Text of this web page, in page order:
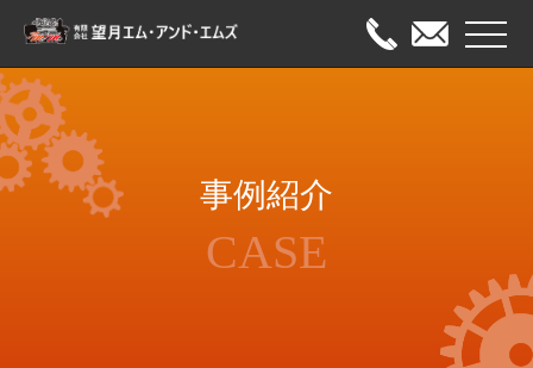
メニ
HOME
出張修理
オーバーホール
事例紹介
CASE